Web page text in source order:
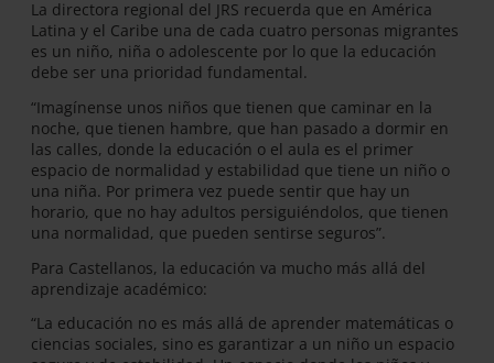
La directora regional del JRS recuerda que en América
Latina y el Caribe una de cada cuatro personas migrantes
es un niño, niña o adolescente por lo que la educación
debe ser una prioridad fundamental.
“Imagínense unos niños que tienen que caminar en la
noche, que tienen hambre, que han pasado a dormir en
las calles, donde la educación o el aula es el primer
espacio de normalidad y estabilidad que tiene un niño o
una niña. Por primera vez puede sentir que hay un
horario, que no hay adultos persiguiéndolos, que tienen
una normalidad, que pueden sentirse seguros”.
Para Castellanos, la educación va mucho más allá del
aprendizaje académico:
“La educación no es más allá de aprender matemáticas o
ciencias sociales, sino es garantizar a un niño un espacio